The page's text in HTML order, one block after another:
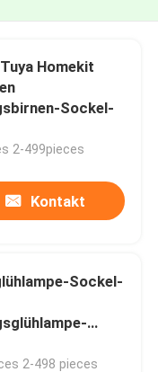
Homekit
Sockel-
2-499pieces
Kontakt
Sockel-
2-498 pieces